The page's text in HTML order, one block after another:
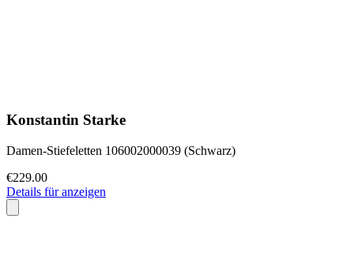
Konstantin Starke
Damen-Stiefeletten 106002000039 (Schwarz)
€229.00
Details für anzeigen